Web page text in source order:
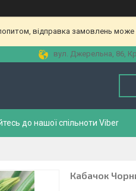
відправка замовлень
вул. Джерельна, 86,
до нашої спільноти Viber
Кабачок